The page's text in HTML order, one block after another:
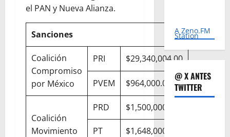
el PAN y Nueva Alianza.
Sanciones
Coalición
Compromiso
por México
PRI $29,340,004.00
PVEM $964,000.00
Coalición
Movimiento
PRD $1,500,000.00
PT $1,648,000.00
A Zeno.FM
Station
@ X ANTES
TWITTER